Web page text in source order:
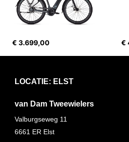
€ 3.699,00 €
LOCATIE: ELST
van Dam Tweewielers
Valburgseweg 11
6661 ER Elst